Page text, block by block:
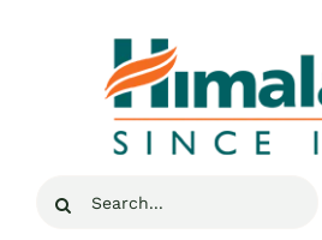
Search